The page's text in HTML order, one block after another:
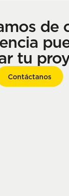
de
tu
Contáctanos